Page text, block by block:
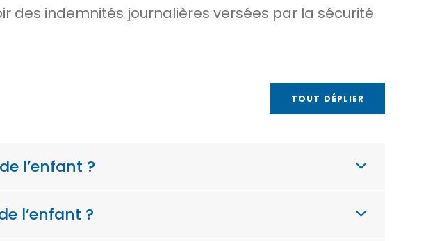
des indemnités journalières versées par la sécurité
TOUT DÉPLIER
l’enfant ?
l’enfant ?